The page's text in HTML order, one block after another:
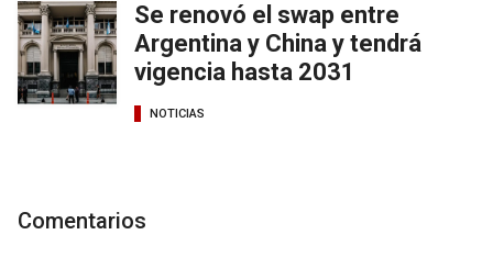
Se renovó el swap entre
Argentina y China y tendrá
vigencia hasta 2031
NOTICIAS
Comentarios